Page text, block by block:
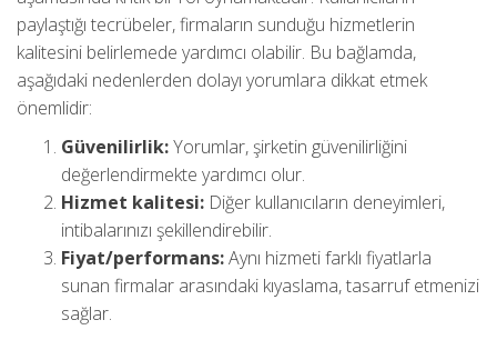
paylaştığı tecrübeler, firmaların sunduğu hizmetlerin
kalitesini belirlemede yardımcı olabilir. Bu bağlamda,
aşağıdaki nedenlerden dolayı yorumlara dikkat etmek
önemlidir:
Güvenilirlik:Yorumlar, şirketin güvenilirliğini
değerlendirmekte yardımcı olur.
Hizmet kalitesi: Diğer kullanıcıların deneyimleri,
intibalarınızı şekillendirebilir.
Fiyat/performans:Aynı hizmeti farklı fiyatlarla
sunan firmalar arasındaki kıyaslama, tasarruf etmenizi
sağlar.